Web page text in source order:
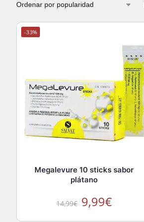
-33%
Megalevure 10 sticks sabor
plátano
14,99€ 9,99€